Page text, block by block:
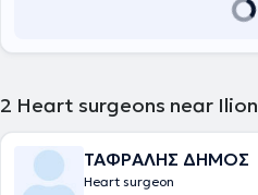
2 Heart surgeons near Ilion
ΤΑΦΡΑΛΗΣ ΔΗΜΟΣ
Heart surgeon